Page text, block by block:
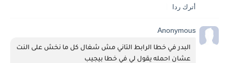
أترك ردا
Anonymous
عشان احمله يقول لي في خطا بيجيب